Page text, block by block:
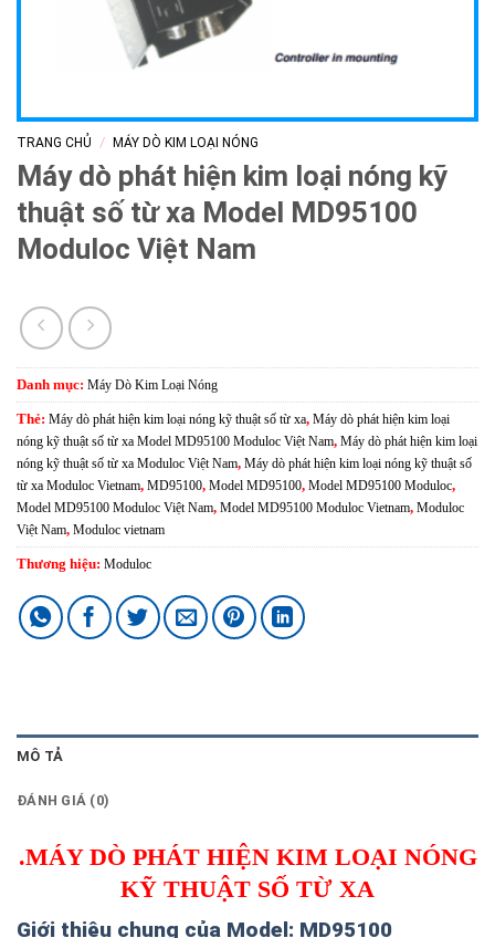
TRANG CHỦ / MÁY DÒ KIM LOẠI NÓNG
Máy dò phát hiện kim loại nóng kỹ
thuật số từ xa Model MD95100
Moduloc Việt Nam
Danh mục: Máy Dò Kim Loại Nóng
Thẻ: Máy dò phát hiện kim loại nóng kỹ thuật số từ xa, Máy dò phát hiện kim loại
nóng kỹ thuật số từ xa Model MD95100 Moduloc Việt Nam, Máy dò phát hiện kim loại
nóng kỹ thuật số từ xa Moduloc Việt Nam, Máy dò phát hiện kim loại nóng kỹ thuật số
từ xa Moduloc Vietnam, MD95100, Model MD95100, Model MD95100 Moduloc,
Model MD95100 Moduloc Việt Nam, Model MD95100 Moduloc Vietnam, Moduloc
Việt Nam, Moduloc vietnam
Thương hiệu: Moduloc
MÔ TẢ
ĐÁNH GIÁ (0)
.MÁY DÒ PHÁT HIỆN KIM LOẠI NÓNG
KỸ THUẬT SỐ TỪ XA
Giới thiệu chung của Model: MD95100